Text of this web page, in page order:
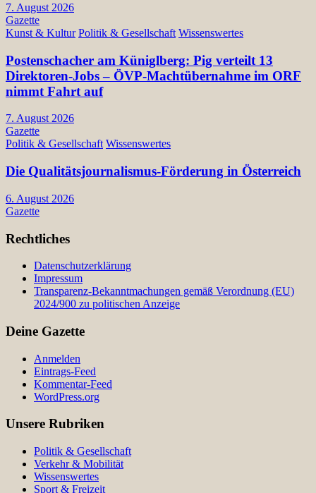
7. August 2026
Gazette
Kunst & Kultur Politik & Gesellschaft Wissenswertes
Postenschacher am Küniglberg: Pig verteilt 13
Direktoren-Jobs – ÖVP-Machtübernahme im ORF
nimmt Fahrt auf
7. August 2026
Gazette
Politik & Gesellschaft Wissenswertes
Die Qualitätsjournalismus-Förderung in Österreich
6. August 2026
Gazette
Rechtliches
Datenschutzerklärung
Impressum
Transparenz-Bekanntmachungen gemäß Verordnung (EU)
2024/900 zu politischen Anzeige
Deine Gazette
Anmelden
Eintrags-Feed
Kommentar-Feed
WordPress.org
Unsere Rubriken
Politik & Gesellschaft
Verkehr & Mobilität
Wissenswertes
Sport & Freizeit